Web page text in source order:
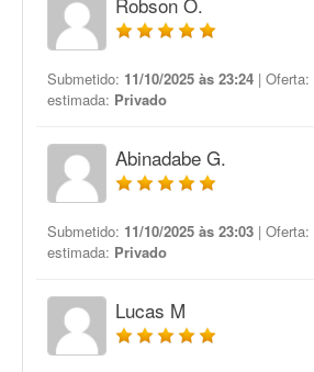
Submetido: 11/10/2025 às 23:24 | Oferta:
estimada: Privado
Abinadabe G.
Submetido: 11/10/2025 às 23:03 | Oferta:
estimada: Privado
Lucas M